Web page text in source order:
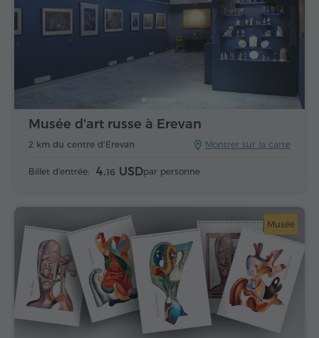
Montrer sur la carte
2 km du centre d'Erevan
Musée d'art russe à Erevan
Billet d'entrée: 4.16 USDpar personne
Musée